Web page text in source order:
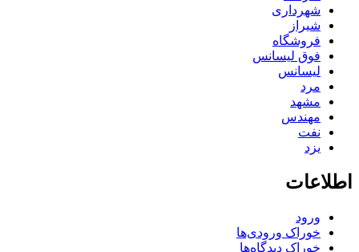
شهرداری
شیراز
فروشگاه
فوق لیسانس
لیسانس
مرد
مشهد
مهندس
نفت
یزد
اطلاعات
ورود
خوراک ورودی‌ها
خوراک دیدگاه‌ها